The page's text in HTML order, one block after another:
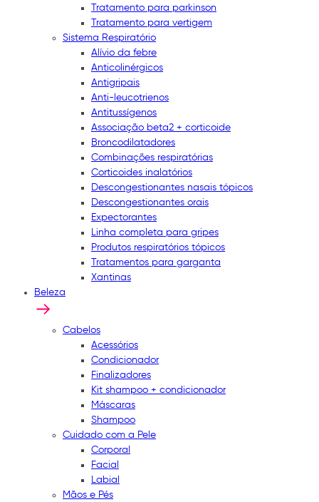
Tratamento para parkinson
Tratamento para vertigem
Sistema Respiratório
Alívio da febre
Anticolinérgicos
Antigripais
Anti-leucotrienos
Antitussígenos
Associação beta2 + corticoide
Broncodilatadores
Combinações respiratórias
Corticoides inalatórios
Descongestionantes nasais tópicos
Descongestionantes orais
Expectorantes
Linha completa para gripes
Produtos respiratórios tópicos
Tratamentos para garganta
Xantinas
Beleza
Cabelos
Acessórios
Condicionador
Finalizadores
Kit shampoo + condicionador
Máscaras
Shampoo
Cuidado com a Pele
Corporal
Facial
Labial
Mãos e Pés